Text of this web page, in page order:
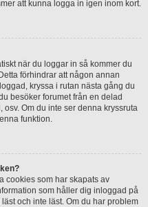
att kunna logga in igen inom kort.
när du loggar in så kommer du
förhindrar att någon annan
kryssa i rutan nästa gång du
besöker forumet från en delad
osv. Om du inte ser denna kryssruta
funktion.
cookies som har skapats av
som håller dig inloggad på
och inte läst. Om du har problem